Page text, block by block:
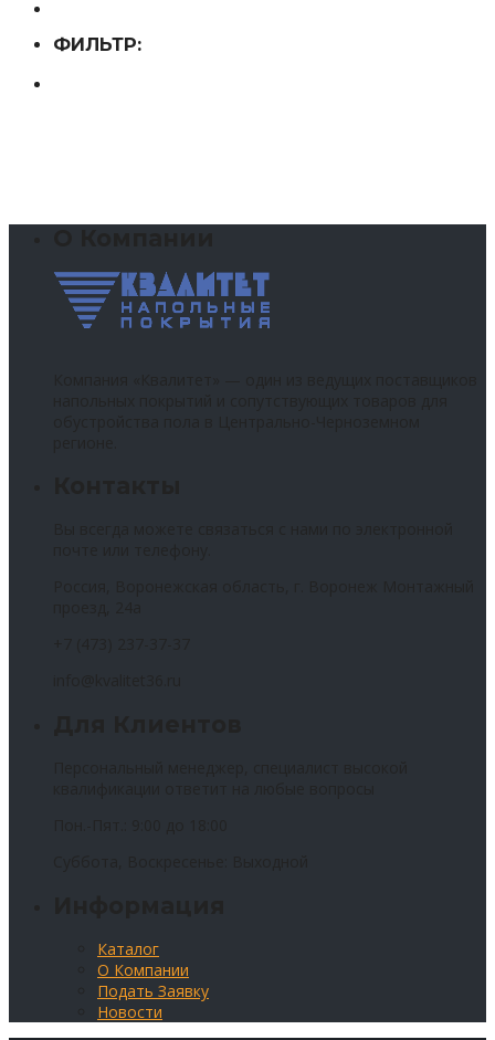
ФИЛЬТР:
Каталог
О Компании
Подать Заявку
Новости